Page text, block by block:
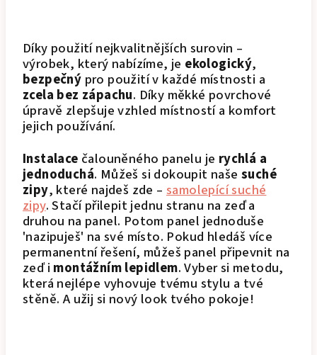
Díky použití nejkvalitnějších surovin –
výrobek, který nabízíme, je ekologický,
bezpečný pro použití v každé místnosti a
zcela bez zápachu. Díky měkké povrchové
úpravě zlepšuje vzhled místností a komfort
jejich používání.
Instalace čalouněného panelu je rychlá a
jednoduchá. Můžeš si dokoupit našesuché
zipy, které najdeš zde –samolepící suché
zipy. Stačí přilepit jednu stranu na zeď a
druhou na panel. Potom panel jednoduše
'nazipuješ' na své místo. Pokud hledáš více
permanentní řešení, můžeš panel připevnit na
zeď i montážním lepidlem.Vyber si metodu,
která nejlépe vyhovuje tvému stylu a tvé
stěně. A užij si nový look tvého pokoje!